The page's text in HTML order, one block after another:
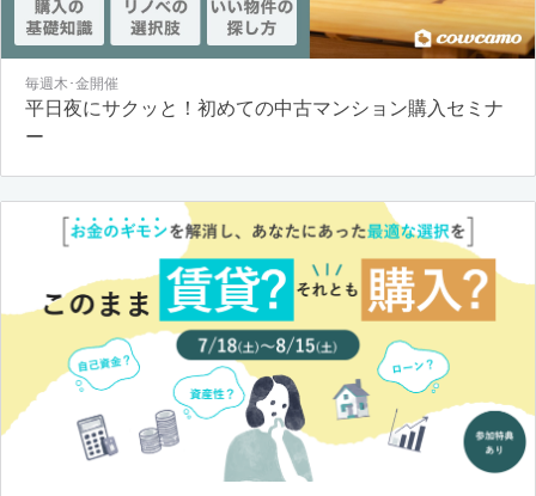
毎週木･金開催
平日夜にサクッと！初めての中古マンション購入セミナ
ー